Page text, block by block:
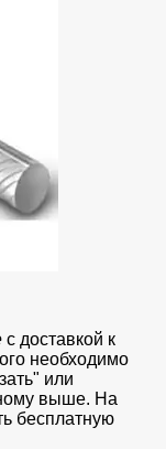
с доставкой к
необходимо
или
выше. На
бесплатную